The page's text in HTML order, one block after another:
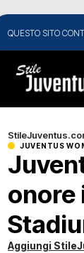
QUESTO SITO
JUVENTUS
onore
Aggiungi